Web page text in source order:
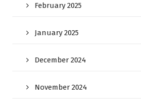
February 2025
January 2025
December 2024
November 2024